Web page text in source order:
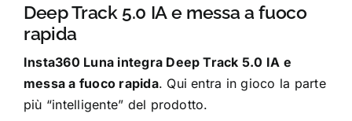
Deep Track 5.0 IA e messa a fuoco
rapida
Insta360 Luna integra Deep Track 5.0 IA e
messa a fuoco rapida. Qui entra in gioco la parte
più “intelligente” del prodotto.